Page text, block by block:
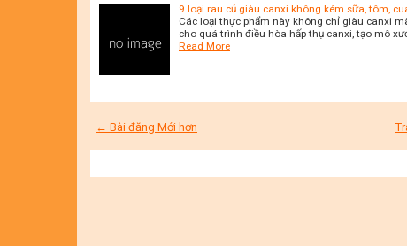
9 loại rau củ giàu canxi không kém sữa, tôm,
Các loại thực phẩm này không chỉ giàu canxi
cho quá trình điều hòa hấp thụ canxi, tạo mô
Read More
← Bài đăng Mới hơn